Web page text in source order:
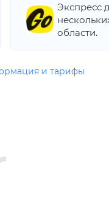
Экспресс
области.
и тарифы